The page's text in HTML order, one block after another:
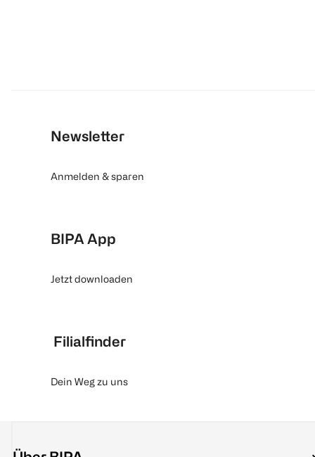
Newsletter
Anmelden & sparen
BIPA App
Jetzt downloaden
Filialfinder
Dein Weg zu uns